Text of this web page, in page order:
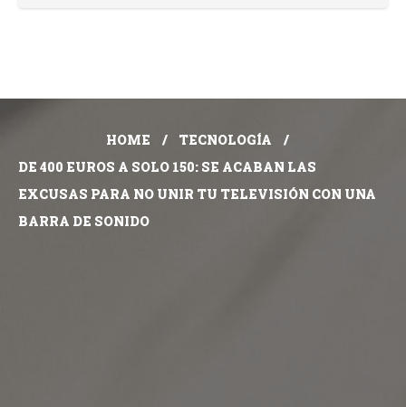
HOME
TECNOLOGÍA
DE 400 EUROS A SOLO 150: SE ACABAN LAS
EXCUSAS PARA NO UNIR TU TELEVISIÓN CON UNA
BARRA DE SONIDO